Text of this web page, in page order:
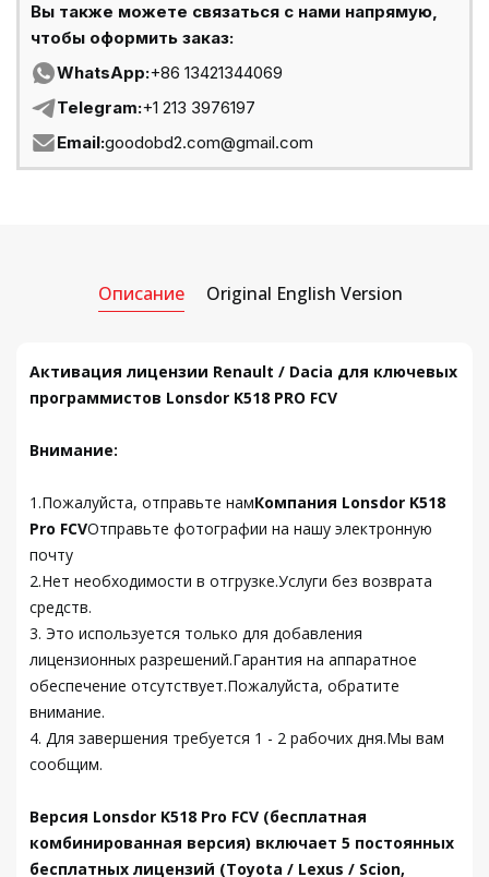
Вы также можете связаться с нами напрямую,
чтобы оформить заказ:
WhatsApp:+86 13421344069
Telegram:+1 213 3976197
Email:goodobd2.com@gmail.com
Описание Original English Version
Активация лицензии Renault / Dacia для ключевых
программистов Lonsdor K518 PRO FCV
Внимание:
1.Пожалуйста, отправьте намКомпания Lonsdor K518
Pro FCVОтправьте фотографии на нашу электронную
почту
2.Нет необходимости в отгрузке.Услуги без возврата
средств.
3. Это используется только для добавления
лицензионных разрешений.Гарантия на аппаратное
обеспечение отсутствует.Пожалуйста, обратите
внимание.
4. Для завершения требуется 1 - 2 рабочих дня.Мы вам
сообщим.
Версия Lonsdor K518 Pro FCV (бесплатная
комбинированная версия) включает 5 постоянных
бесплатных лицензий (Toyota / Lexus / Scion,